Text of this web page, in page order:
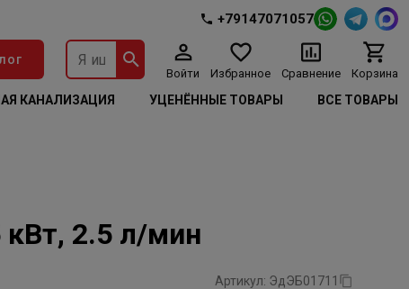
+79147071057
Войти Избранное Сравнение Корзина
КАНАЛИЗАЦИЯ УЦЕНЁННЫЕ ТОВАРЫ ВСЕ ТОВАРЫ
кВт, 2.5 л/мин
Артикул: ЭдЭБ01711